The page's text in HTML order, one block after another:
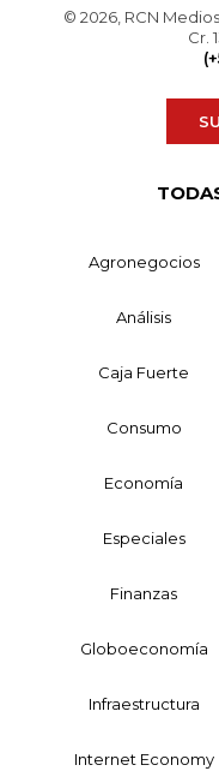
© 2026, RCN
Cr.
Agronegocios
Análisis
Caja Fuerte
Consumo
Economía
Especiales
Finanzas
Globoeconomía
Infraestructura
Internet Economy